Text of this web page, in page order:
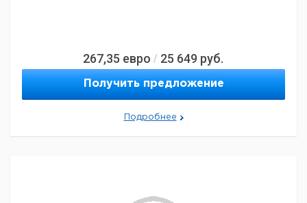
267,35 евро / 25 649 руб.
Получить предложение
Подробнее